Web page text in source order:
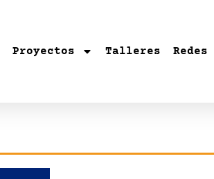
Proyectos Talleres Redes